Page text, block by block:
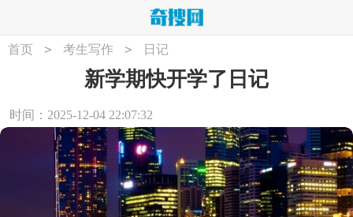
首页 > 考生写作 > 日记
新学期快开学了日记
时间：2025-12-04 22:07:32